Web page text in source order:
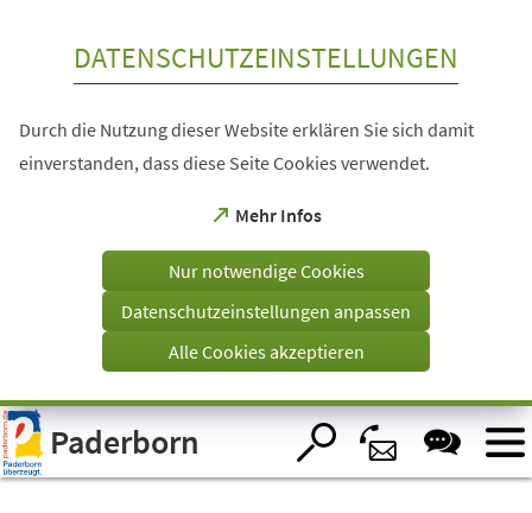
Visuelle
Assistenzsoftware
öffnen.
DATENSCHUTZEINSTELLUNGEN
Durch die Nutzung dieser Website erklären Sie sich damit
einverstanden, dass diese Seite Cookies verwendet.
Mehr Infos
(Öffnet
einem
Tab)
Nur notwendige Cookies
Datenschutzeinstellungen anpassen
Alle Cookies akzeptieren
Paderborn